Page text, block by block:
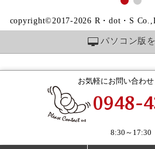
copyright©2017-2026 R・dot・S
お気軽にお問い合わ
0948-
8:30～17:30
パソコン版